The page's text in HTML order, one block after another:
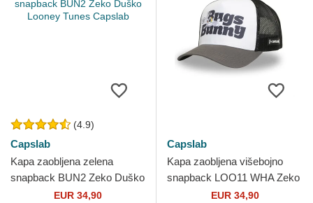
(4.9)
Capslab
Kapa zaobljena zelena
snapback BUN2 Zeko Duško
Looney Tunes Capslab
EUR 34,90
Capslab
Kapa zaobljena višebojno
snapback LOO11 WHA Zeko
Duško Looney Tunes
EUR 34,90